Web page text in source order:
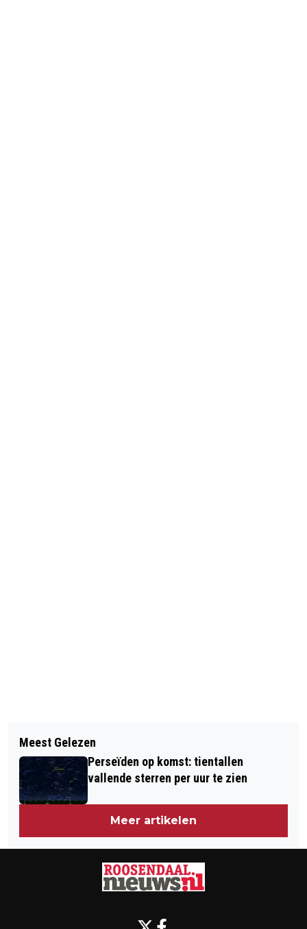
FELICITATIES VOOR 65-JARIG
BRUIDSPAAR
NETWERKFESTIVAL VOOR
VROUWELIJKE ONDERNEMERS EN
STUDENTEN OVER DIGITALISERING
Meest Gelezen
Perseïden op komst: tientallen
vallende sterren per uur te zien
Meer artikelen